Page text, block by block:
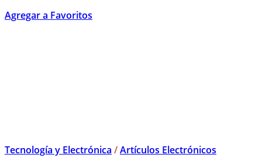
Agregar a Favoritos
Tecnología y Electrónica /Artículos Electrónicos